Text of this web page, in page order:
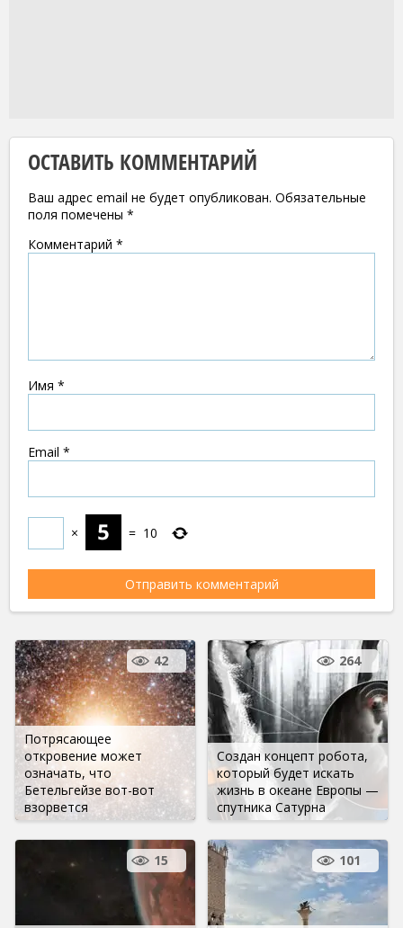
ОСТАВИТЬ КОММЕНТАРИЙ
Ваш адрес email не будет опубликован. Обязательные
поля помечены *
Комментарий *
Имя *
Email *
× = 10
Потрясающее
откровение может
означать, что
Бетельгейзе вот-вот
взорвется
42
Создан концепт робота,
который будет искать
жизнь в океане Европы —
спутника Сатурна
264
15 101